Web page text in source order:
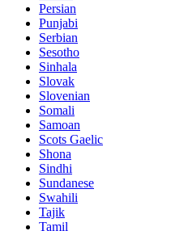
Persian
Punjabi
Serbian
Sesotho
Sinhala
Slovak
Slovenian
Somali
Samoan
Scots Gaelic
Shona
Sindhi
Sundanese
Swahili
Tajik
Tamil